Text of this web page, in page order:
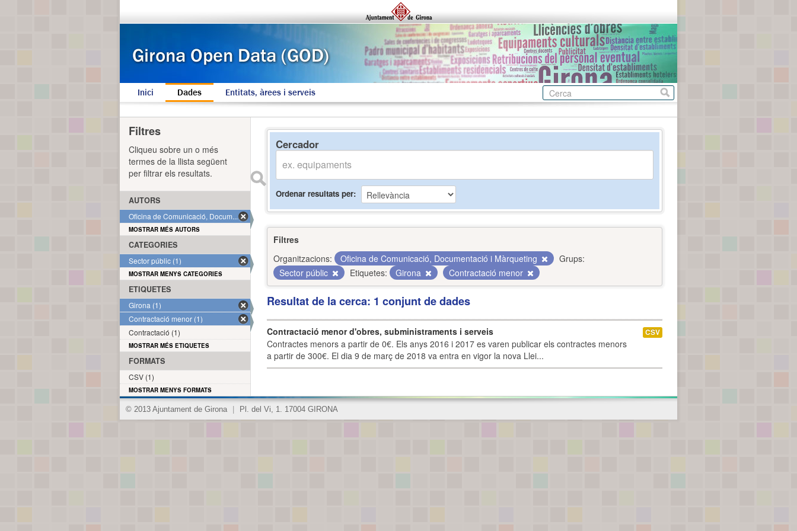
Inici Dades Entitats, àrees i serveis
Cercador
Ordenar resultats per
Filtres
Organitzacions:
Oficina de Comunicació, Documentació i Màrqueting
Grups:
Sector públic
Etiquetes: Girona Contractació menor
Resultat de la cerca: 1 conjunt de dades
Contractació menor d'obres, subministraments i serveis
Contractes menors a partir de 0€. Els anys 2016 i 2017 es varen publicar els contractes menors
a partir de 300€. El dia 9 de març de 2018 va entra en vigor la nova Llei...
CSV
Filtres
Cliqueu sobre un o més
termes de la llista següent
per filtrar els resultats.
AUTORS
Oficina de Comunicació, Docum... (1)
MOSTRAR MÉS AUTORS
CATEGORIES
Sector públic (1)
MOSTRAR MENYS CATEGORIES
ETIQUETES
Girona (1)
Contractació menor (1)
Contractació (1)
MOSTRAR MÉS ETIQUETES
FORMATS
CSV (1)
MOSTRAR MENYS FORMATS
© 2013 Ajuntament de Girona Pl. del Vi, 1. 17004 GIRONA